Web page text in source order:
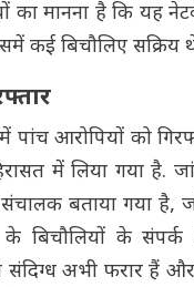
का मानना है कि यह
कई बिचौलिए सक्रिय
पांच आरोपियों को
में लिया गया है.
बताया गया है,
बिचौलियों के
संदिग्ध अभी फरार हैं